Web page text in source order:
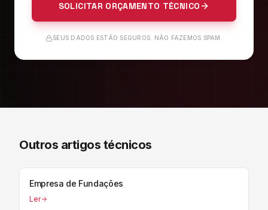
SOLICITAR ORÇAMENTO TÉCNICO
SEUS DADOS ESTÃO SEGUROS. NÃO FAZEMOS SPAM.
Outros artigos técnicos
Empresa de Fundações
Ler